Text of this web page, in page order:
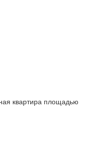
квартира площадью